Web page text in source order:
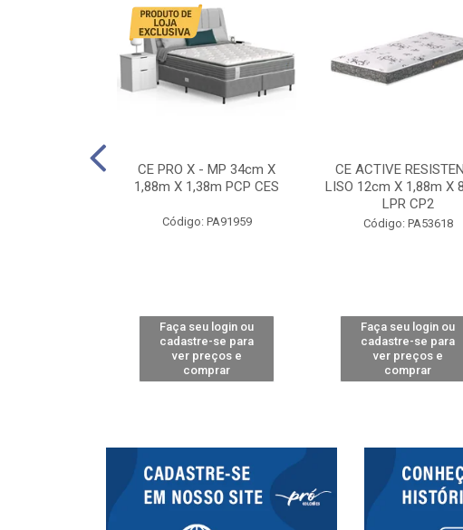
CE PRO X - MP 34cm X
1,88m X 1,38m PCP CES
Código: PA91959
Faça seu login ou
cadastre-se para
ver preços e
comprar
CE ACTIVE
LISO 12cm X 1,88m X
LPR CP2
Código: PA53618
Faça seu login ou
cadastre-se para
ver preços e
comprar